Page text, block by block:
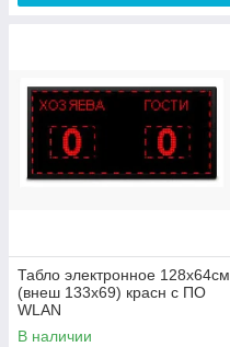
Табло электронное 128х64см
(внеш 133х69) красн с ПО
WLAN
В наличии